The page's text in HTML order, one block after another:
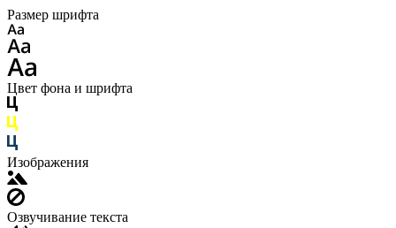
Размер шрифта
Цвет фона и шрифта
Изображения
Озвучивание текста